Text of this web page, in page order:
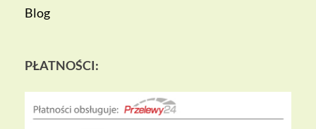
Blog
PŁATNOŚCI: